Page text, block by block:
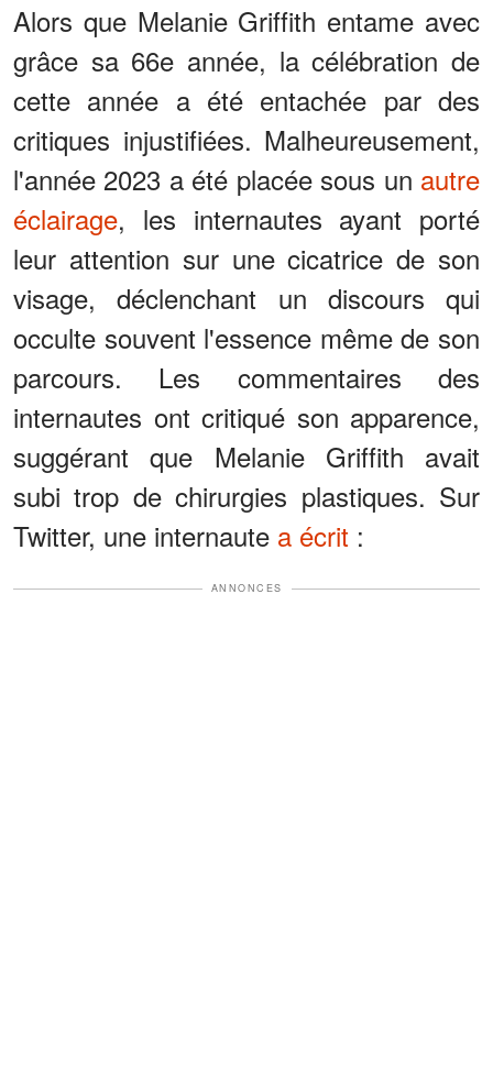
Alors que Melanie Griffith entame avec
grâce sa 66e année, la célébration de
cette année a été entachée par des
critiques injustifiées. Malheureusement,
l'année 2023 a été placée sous un autre
éclairage, les internautes ayant porté
leur attention sur une cicatrice de son
visage, déclenchant un discours qui
occulte souvent l'essence même de son
parcours. Les commentaires des
internautes ont critiqué son apparence,
suggérant que Melanie Griffith avait
subi trop de chirurgies plastiques. Sur
Twitter, une internaute a écrit :
ANNONCES